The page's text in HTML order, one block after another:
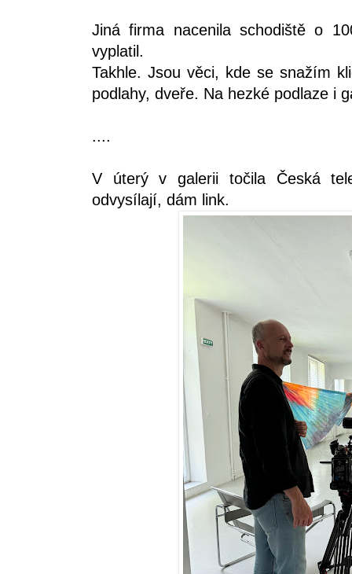
Jiná firma nacenila schodiště o
vyplatil.
Takhle. Jsou věci, kde se snažím
podlahy, dveře. Na hezké podlaze i
....
V úterý v galerii točila Česká
odvysílají, dám link.